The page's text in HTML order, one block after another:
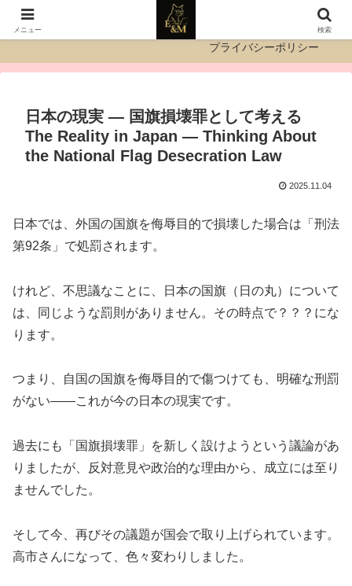
プライバシーポリシー
日本の現実 ― 国旗損壊罪として考える
The Reality in Japan — Thinking About
the National Flag Desecration Law
2025.11.04
日本では、外国の国旗を侮辱目的で損壊した場合は「刑法
第92条」で処罰されます。
けれど、不思議なことに、日本の国旗（日の丸）について
は、同じような罰則がありません。その時点で？？？にな
ります。
つまり、自国の国旗を侮辱目的で傷つけても、明確な刑罰
がない――これが今の日本の現実です。
過去にも「国旗損壊罪」を新しく設けようという議論があ
りましたが、反対意見や政治的な理由から、成立には至り
ませんでした。
そして今、再びその議題が国会で取り上げられています。
高市さんになって、色々変わりしました。
メニュー 検索